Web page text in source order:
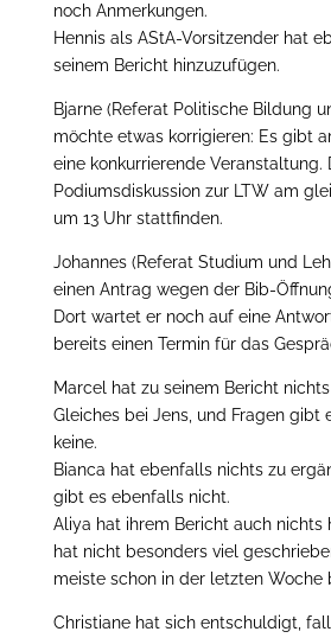
noch Anmerkungen.
Hennis als AStA-Vorsitzender hat
seinem Bericht hinzuzufügen.
Bjarne (Referat Politische Bildung
möchte etwas korrigieren: Es gibt
eine konkurrierende Veranstaltung.
Podiumsdiskussion zur LTW am
um 13 Uhr stattfinden.
Johannes (Referat Studium und
einen Antrag wegen der Bib-
Dort wartet er noch auf eine
bereits einen Termin für das
Marcel hat zu seinem Bericht
Gleiches bei Jens, und Fragen gibt
keine.
Bianca hat ebenfalls nichts zu
gibt es ebenfalls nicht.
Aliya hat ihrem Bericht auch nichts
hat nicht besonders viel
meiste schon in der letzten Woche
Christiane hat sich entschuldigt,